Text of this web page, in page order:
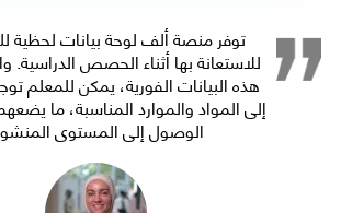
توفر منصة ألف لوحة بيانات لحظية
للاستعانة بها أثناء الحصص الدراسية.
هذه البيانات الفورية، يمكن للمعلم
إلى المواد والموارد المناسبة، ما
الوصول إلى المستوى